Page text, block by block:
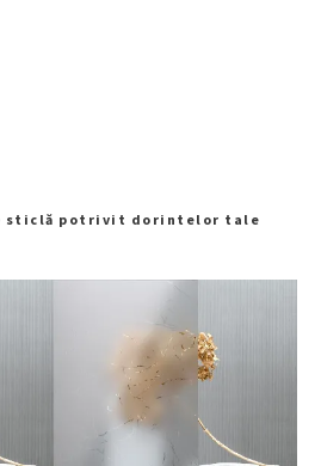
sticlă potrivit dorintelor tale